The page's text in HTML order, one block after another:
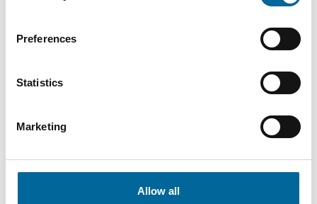
Preferences
Statistics
Marketing
Allow all
+46 481 750 820